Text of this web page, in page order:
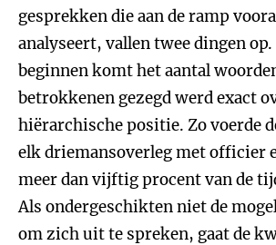
gesprekken die aan de ramp
analyseert, vallen twee dingen op.
beginnen komt het aantal
betrokkenen gezegd werd exact
hiërarchische positie. Zo voerde
elk driemansoverleg met officier
meer dan vijftig procent van de
Als ondergeschikten niet de
om zich uit te spreken, gaat de